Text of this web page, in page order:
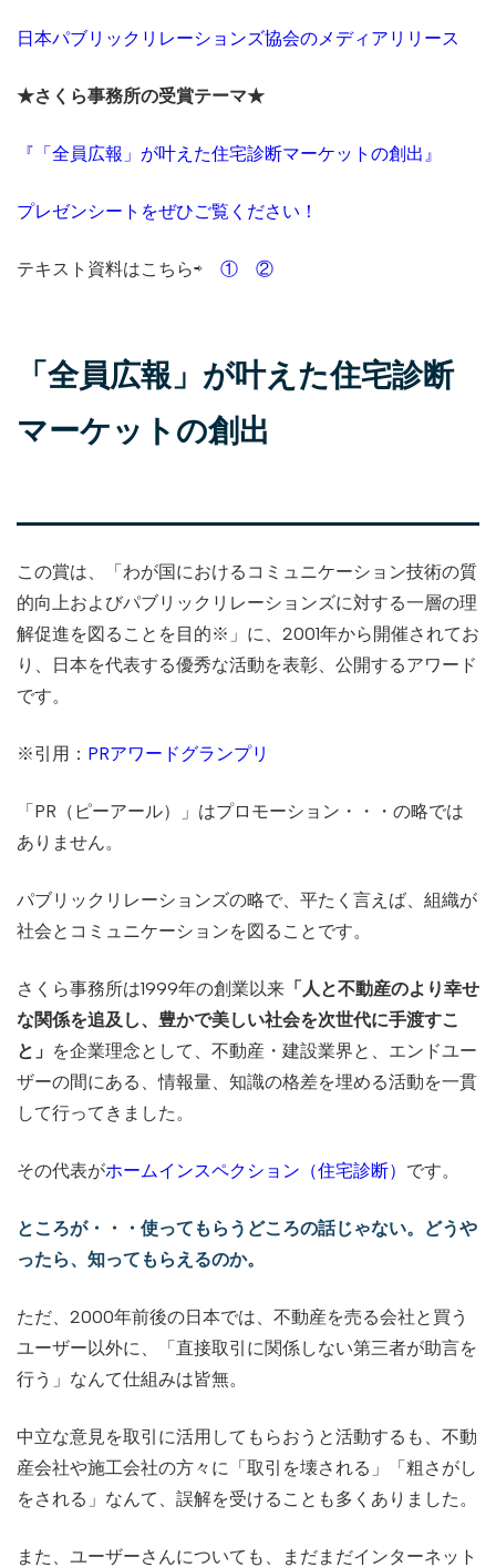
日本パブリックリレーションズ協会のメディアリリース
★さくら事務所の受賞テーマ★
『「全員広報」が叶えた住宅診断マーケットの創出』
プレゼンシートをぜひご覧ください！
テキスト資料はこちら⇨ ① ②
「全員広報」が叶えた住宅診断
マーケットの創出
この賞は、「わが国におけるコミュニケーション技術の質
的向上およびパブリックリレーションズに対する一層の理
解促進を図ることを目的※」に、2001年から開催されてお
り、日本を代表する優秀な活動を表彰、公開するアワード
です。
※引用： PRアワードグランプリ
「PR（ピーアール）」はプロモーション・・・の略では
ありません。
パブリックリレーションズの略で、平たく言えば、組織が
社会とコミュニケーションを図ることです。
さくら事務所は1999年の創業以来 「人と不動産のより幸せ
な関係を追及し、豊かで美しい社会を次世代に手渡すこ
と」 を企業理念として、不動産・建設業界と、エンドユー
ザーの間にある、情報量、知識の格差を埋める活動を一貫
して行ってきました。
その代表がホームインスペクション（住宅診断） です。
ところが・・・使ってもらうどころの話じゃない。どうや
ったら、知ってもらえるのか。
ただ、2000年前後の日本では、不動産を売る会社と買う
ユーザー以外に、「直接取引に関係しない第三者が助言を
行う」なんて仕組みは皆無。
中立な意見を取引に活用してもらおうと活動するも、不動
産会社や施工会社の方々に「取引を壊される」「粗さがし
をされる」なんて、誤解を受けることも多くありました。
また、ユーザーさんについても、まだまだインターネット